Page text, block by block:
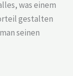
was einem
gestalten
seinen